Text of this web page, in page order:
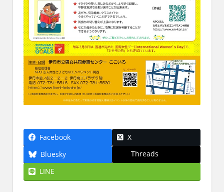
Facebook
X
Bluesky
Threads
LINE